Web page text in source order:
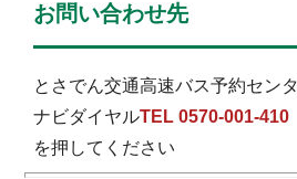
お問い合わせ先
とさでん交通高速バス予約セン
ナビダイヤルTEL 0570-001-410
を押してください